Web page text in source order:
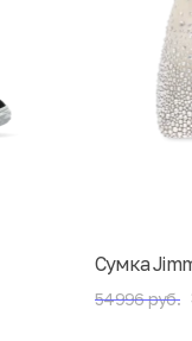
Сумка
54996 руб.